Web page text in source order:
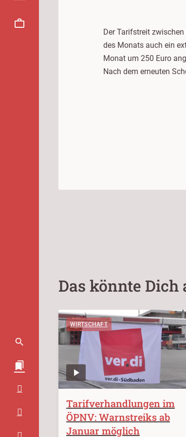
Der Tarifstreit
des Monats auch ein
Monat um 250 Euro
Nach dem erneuten
Das könnte
WIRTSCHAFT
Tarifverhandlungen im
ÖPNV: Warnstreiks ab
Januar möglich